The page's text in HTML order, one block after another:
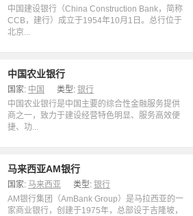
中国建设银行（China Construction Bank，简称
CCB，建行）成立于1954年10月1日。总行位于
北京...
中国农业银行
国家: 中国 类型: 银行
中国农业银行是中国主要的综合性金融服务提供
商之一，致力于建设经营特色明显、服务高效便
捷、功...
马来西亚AM银行
国家: 马来西亚 类型: 银行
AM银行集团（AmBank Group）是马拉西亚的一
家商业银行，创建于1975年，总部设于吉隆坡，